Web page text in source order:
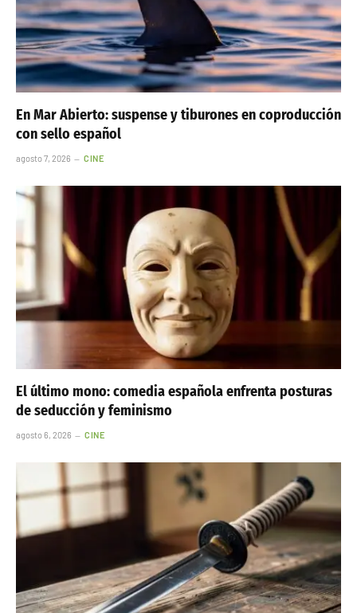
En Mar Abierto: suspense y tiburones en coproducción
con sello español
agosto 7, 2026 CINE
El último mono: comedia española enfrenta posturas
de seducción y feminismo
agosto 6, 2026 CINE